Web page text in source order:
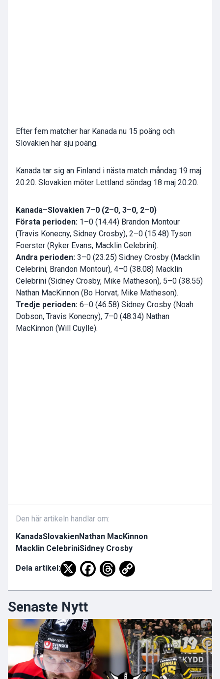
Efter fem matcher har Kanada nu 15 poäng och
Slovakien har sju poäng.
Kanada tar sig an Finland i nästa match måndag 19 maj
20.20. Slovakien möter Lettland söndag 18 maj 20.20.
Kanada–Slovakien 7–0 (2–0, 3–0, 2–0)
Första perioden: 1–0 (14.44) Brandon Montour
(Travis Konecny, Sidney Crosby), 2–0 (15.48) Tyson
Foerster (Ryker Evans, Macklin Celebrini).
Andra perioden: 3–0 (23.25) Sidney Crosby ( Macklin
Celebrini, Brandon Montour), 4–0 (38.08) Macklin
Celebrini (Sidney Crosby, Mike Matheson), 5–0 (38.55)
Nathan MacKinnon (Bo Horvat, Mike Matheson).
Tredje perioden: 6–0 (46.58) Sidney Crosby (Noah
Dobson, Travis Konecny), 7–0 (48.34) Nathan
MacKinnon (Will Cuylle).
Den här artikeln handlar om:
KanadaSlovakienNathan MacKinnon
Macklin CelebriniSidney Crosby
Dela artikel:
Senaste Nytt